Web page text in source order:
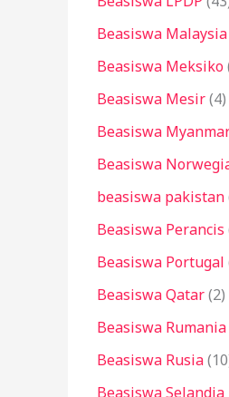
Beasiswa Malaysia
Beasiswa Meksiko
Beasiswa Mesir(4)
Beasiswa
Beasiswa
beasiswa pakistan
Beasiswa Perancis
Beasiswa Portugal
Beasiswa Qatar(2)
Beasiswa Rumania
Beasiswa Rusia
Beasiswa